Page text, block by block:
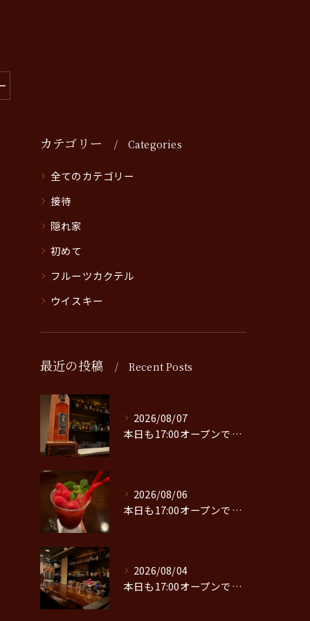
カテゴリー Categories
全てのカテゴリー
接待
隠れ家
初めて
フルーツカクテル
ウイスキー
最近の投稿 Recent Posts
2026/08/07
本日も17:00オープンです。
2026/08/06
本日も17:00オープンです。
2026/08/04
本日も17:00オープンです。